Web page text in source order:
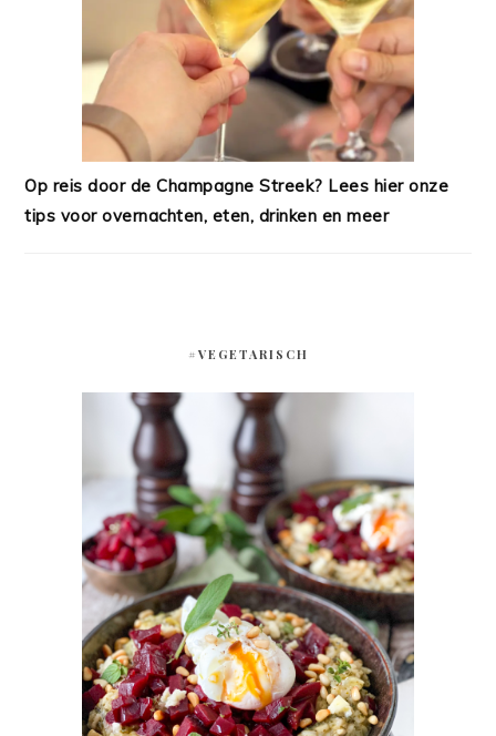
Op reis door de Champagne Streek? Lees hier onze
tips voor overnachten, eten, drinken en meer
#VEGETARISCH